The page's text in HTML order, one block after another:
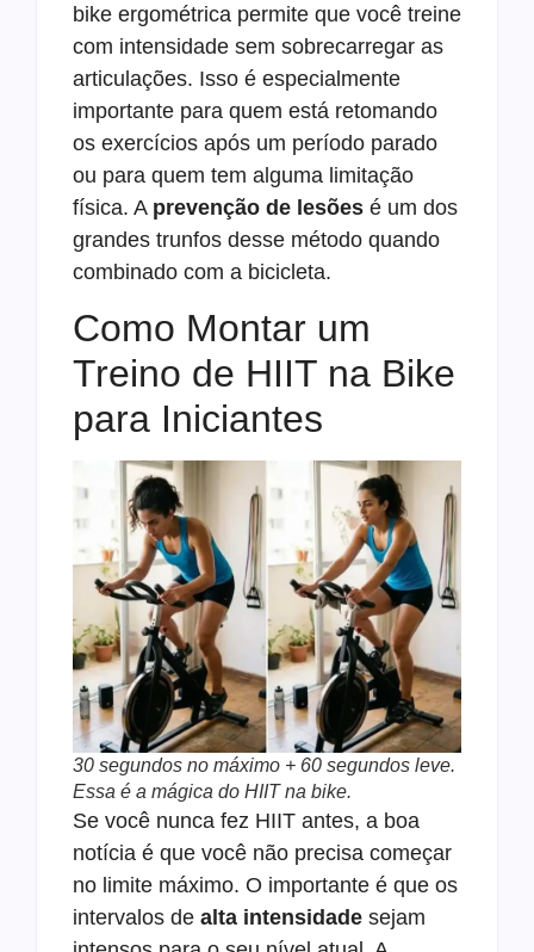
bike ergométrica permite que você treine
com intensidade sem sobrecarregar as
articulações. Isso é especialmente
importante para quem está retomando
os exercícios após um período parado
ou para quem tem alguma limitação
física. A prevenção de lesões é um dos
grandes trunfos desse método quando
combinado com a bicicleta.
Como Montar um
Treino de HIIT na Bike
para Iniciantes
30 segundos no máximo + 60 segundos leve.
Essa é a mágica do HIIT na bike.
Se você nunca fez HIIT antes, a boa
notícia é que você não precisa começar
no limite máximo. O importante é que os
intervalos de alta intensidade sejam